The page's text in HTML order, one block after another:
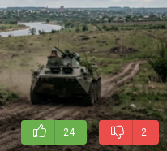
24 2